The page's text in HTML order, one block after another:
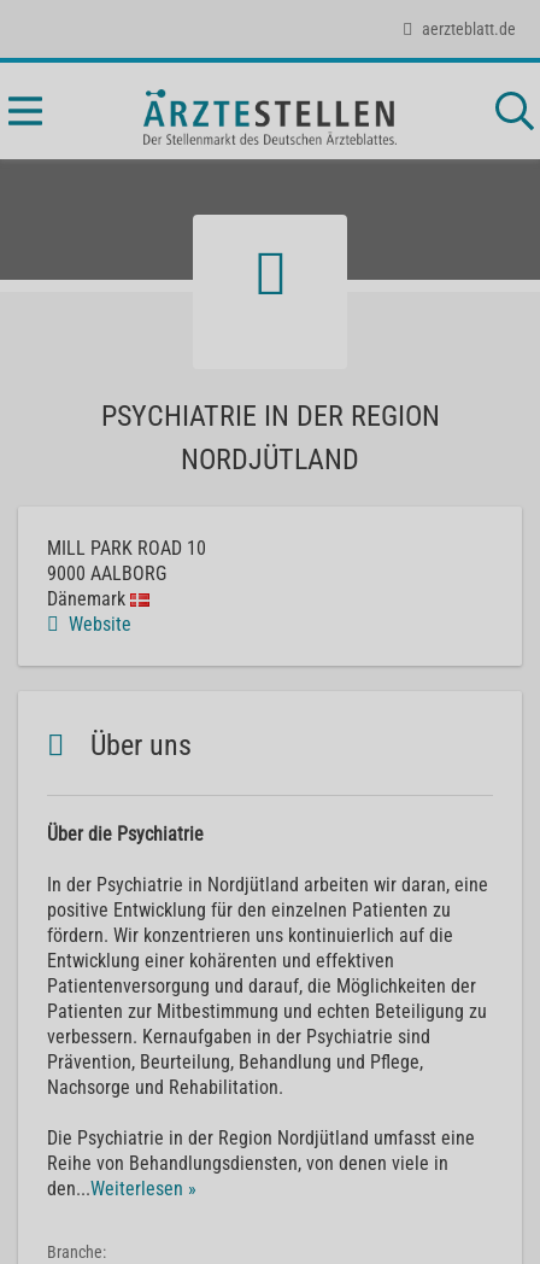
aerzteblatt.de
PSYCHIATRIE IN DER REGION
NORDJÜTLAND
MILL PARK ROAD 10
9000 AALBORG
Dänemark
Website
Über uns
Über die Psychiatrie
In der Psychiatrie in Nordjütland arbeiten wir daran, eine
positive Entwicklung für den einzelnen Patienten zu
fördern. Wir konzentrieren uns kontinuierlich auf die
Entwicklung einer kohärenten und effektiven
Patientenversorgung und darauf, die Möglichkeiten der
Patienten zur Mitbestimmung und echten Beteiligung zu
verbessern. Kernaufgaben in der Psychiatrie sind
Prävention, Beurteilung, Behandlung und Pflege,
Nachsorge und Rehabilitation.
Die Psychiatrie in der Region Nordjütland umfasst eine
Reihe von Behandlungsdiensten, von denen viele in
den...Weiterlesen »
Branche: